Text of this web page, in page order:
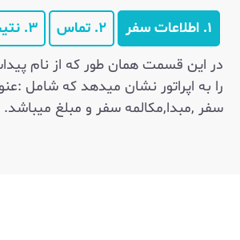
۱. اطلاعات سفر ۲. تماس
۳. نتیجه گیری
در این قسمت همان طور که از نام
را به اپراتور نشان میدهد که شامل
سفر ,مبدا,مکالمه سفر و مبلغ میباشد.